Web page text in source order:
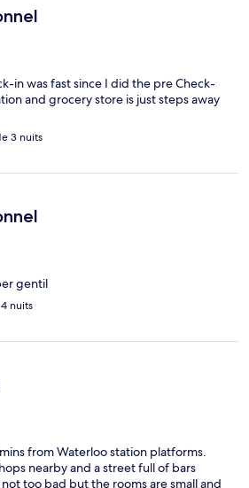
in was fast since I did the pre Check-
and grocery store is just steps away
3 nuits
gentil
nuits
from Waterloo station platforms.
nearby and a street full of bars
not too bad but the rooms are small and